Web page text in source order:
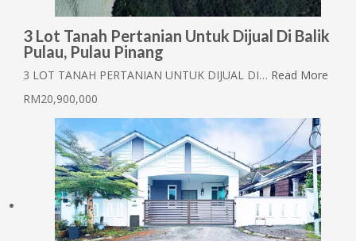
3 Lot Tanah Pertanian Untuk Dijual Di Balik
Pulau, Pulau Pinang
3 LOT TANAH PERTANIAN UNTUK DIJUAL DI… Read More
RM20,900,000